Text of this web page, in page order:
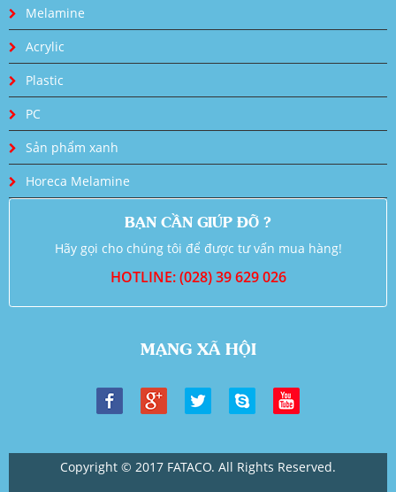
Melamine
Acrylic
Plastic
PC
Sản phẩm xanh
Horeca Melamine
BẠN CẦN GIÚP ĐỠ ?
Hãy gọi cho chúng tôi để được tư vấn mua hàng!
HOTLINE: (028) 39 629 026
MẠNG XÃ HỘI
Copyright © 2017 FATACO. All Rights Reserved.